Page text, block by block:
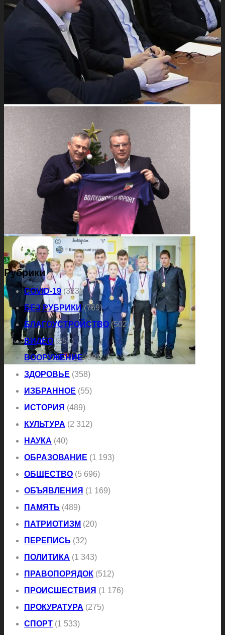
Рубрики
COVID-19(323)
БЕЗ РУБРИКИ(769)
БЛАГОУСТРОЙСТВО(502)
ВИДЕО(357)
ВООРУЖЕНИЕ(30)
ЗДОРОВЬЕ (358)
ИЗБРАННОЕ (55)
ИСТОРИЯ (489)
КУЛЬТУРА (2 312)
НАУКА (40)
ОБРАЗОВАНИЕ (1 193)
ОБЩЕСТВО (5 696)
ОБЪЯВЛЕНИЯ (1 169)
ПАМЯТЬ (489)
ПАТРИОТИЗМ (20)
ПЕРЕПИСЬ (32)
ПОЛИТИКА (1 343)
ПРАВОПОРЯДОК (512)
ПРОИСШЕСТВИЯ (1 176)
ПРОКУРАТУРА (275)
СПОРТ (1 533)